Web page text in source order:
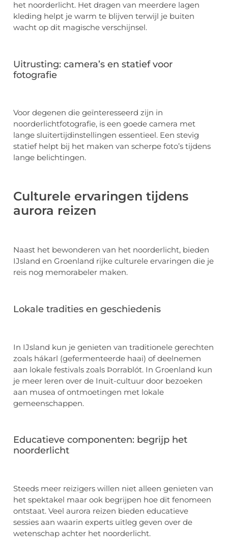
het noorderlicht. Het dragen van meerdere lagen
kleding helpt je warm te blijven terwijl je buiten
wacht op dit magische verschijnsel.
Uitrusting: camera’s en statief voor
fotografie
Voor degenen die geïnteresseerd zijn in
noorderlichtfotografie, is een goede camera met
lange sluitertijdinstellingen essentieel. Een stevig
statief helpt bij het maken van scherpe foto’s tijdens
lange belichtingen.
Culturele ervaringen tijdens
aurora reizen
Naast het bewonderen van het noorderlicht, bieden
IJsland en Groenland rijke culturele ervaringen die je
reis nog memorabeler maken.
Lokale tradities en geschiedenis
In IJsland kun je genieten van traditionele gerechten
zoals hákarl (gefermenteerde haai) of deelnemen
aan lokale festivals zoals Þorrablót. In Groenland kun
je meer leren over de Inuit-cultuur door bezoeken
aan musea of ontmoetingen met lokale
gemeenschappen.
Educatieve componenten: begrijp het
noorderlicht
Steeds meer reizigers willen niet alleen genieten van
het spektakel maar ook begrijpen hoe dit fenomeen
ontstaat. Veel aurora reizen bieden educatieve
sessies aan waarin experts uitleg geven over de
wetenschap achter het noorderlicht.